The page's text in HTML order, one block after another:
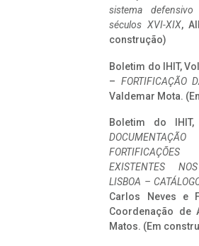
sistema
séculos XVI-XIX,
construção)
Boletim do IHIT,
– FORTIFICAÇÃO
Valdemar Mota.
Boletim do
EXISTENTES
LISBOA –
Carlos Neves e
Coordenação de
Matos. (Em